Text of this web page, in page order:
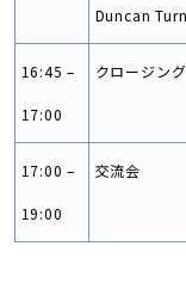
Duncan
16:45 –
17:00
クロージング
17:00 –
19:00
交流会